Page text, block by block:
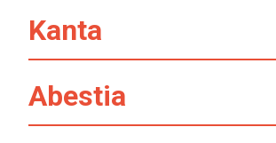
Kanta
Abestia